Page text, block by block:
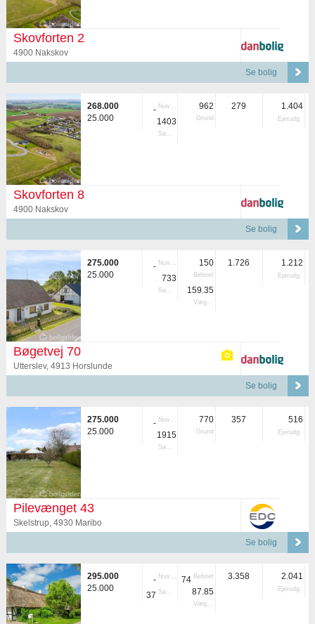
Skovforten 2
4900 Nakskov
Se bolig
268.000
25.000
- Nuvær.
1403
Samlet
962
Grund
279 1.404
Ejerudg.
Skovforten 8
4900 Nakskov
Se bolig
275.000
25.000
- Nuvær.
733
Samlet
150
Beboet
159.35
Vægtet
1.726 1.212
Ejerudg.
Bøgetvej 70
Utterslev, 4913 Horslunde
Se bolig
275.000
25.000
- Nuvær.
1915
Samlet
770
Grund
357 516
Ejerudg.
Pilevænget 43
Skelstrup, 4930 Maribo
Se bolig
295.000
25.000
- Nuvær.
37 Samlet
74 Beboet
87.85
Vægtet
3.358 2.041
Ejerudg.